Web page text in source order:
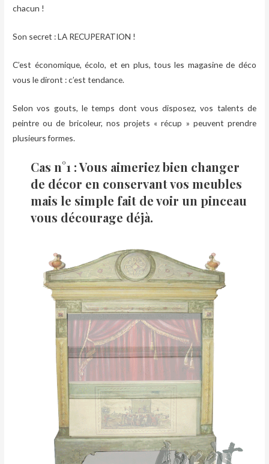
chacun !
Son secret : LA RECUPERATION !
C’est économique, écolo, et en plus, tous les magasine de déco
vous le diront : c’est tendance.
Selon vos gouts, le temps dont vous disposez, vos talents de
peintre ou de bricoleur, nos projets « récup » peuvent prendre
plusieurs formes.
Cas n°1 : Vous aimeriez bien changer
de décor en conservant vos meubles
mais le simple fait de voir un pinceau
vous décourage déjà.